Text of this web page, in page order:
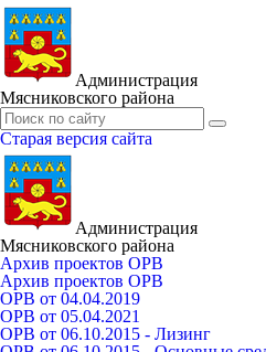
Администрация
Мясниковского района
Старая версия сайта
Администрация
Мясниковского района
Архив проектов ОРВ
Архив проектов ОРВ
ОРВ от 04.04.2019
ОРВ от 05.04.2021
ОРВ от 06.10.2015 - Лизинг